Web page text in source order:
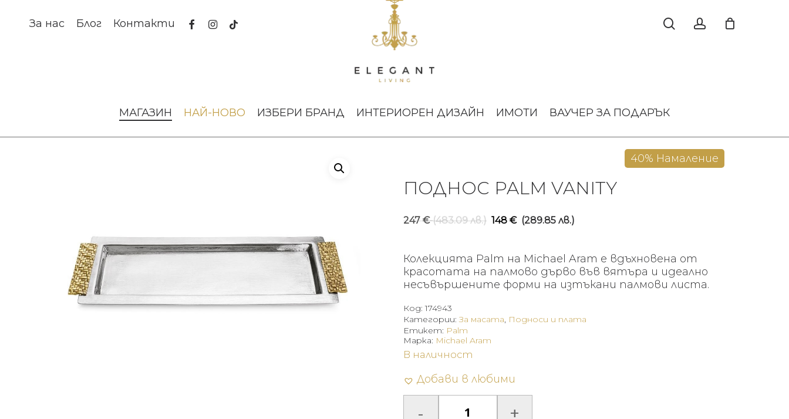
За нас Блог Контакти facebookinstagram
tiktok
МАГАЗИН НАЙ-НОВО ИЗБЕРИ БРАНД ИНТЕРИОРЕН ДИЗАЙН ИМОТИ ВАУЧЕР ЗА ПОДАРЪК
40% Намаление
ПОДНОС PALM VANITY
247€ (483.09 лв.) Original
was:
247 €
(483.09
148 € (289.85 лв.)Текущата
е:
148 €
(289.85
Колекцията Palm на Michael Aram е вдъхновена от
красотата на палмово дърво във вятъра и идеално
несъвършените форми на изтъкани палмови листа.
Код:174943
Категории:За масата, Подноси и плата
Етикет: Palm
В наличност
Добави в любими
Марка: Michael Aram